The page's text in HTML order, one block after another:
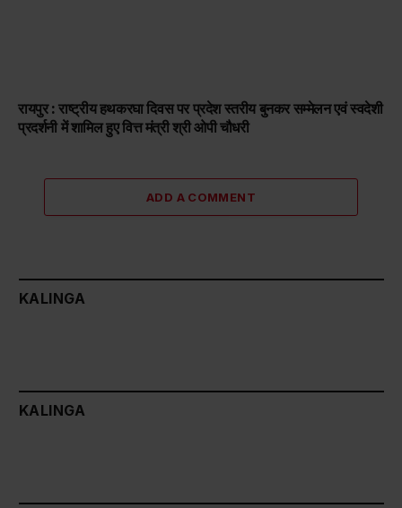
रायपुर : राष्ट्रीय हथकरघा दिवस पर प्रदेश स्तरीय बुनकर सम्मेलन एवं स्वदेशी
प्रदर्शनी में शामिल हुए वित्त मंत्री श्री ओपी चौधरी
ADD A COMMENT
KALINGA
KALINGA